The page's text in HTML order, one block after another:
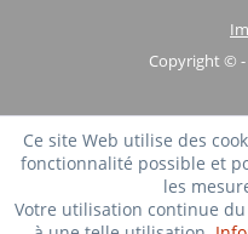
Copyright ©
Ce site Web utilise des
fonctionnalité possible et
les
Votre utilisation continue